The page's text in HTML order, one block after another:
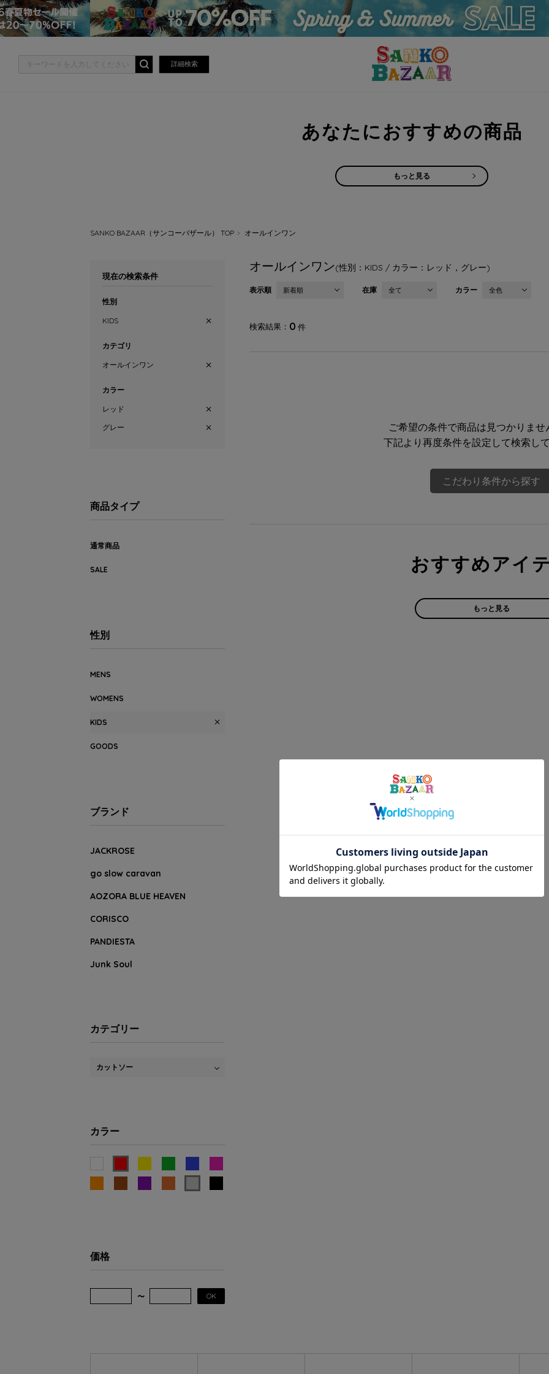
詳細検索
あなたにおすすめの商品
もっと見る
SANKO BAZAAR（サンコーバザール） TOP オールインワン
オールインワン(性別：KIDS / カラー：レッド，グレー)
表示順 新着順 在庫 全て カラー 全色
検索結果 0 件
ご希望の条件で商品は見つかりませ
下記より再度条件を設定して検索し
こだわり条件から探す
おすすめアイ
もっと見る
現在の検索条件
性別
KIDS
カテゴリ
オールインワン
カラー
レッド
グレー
商品タイプ
通常商品
SALE
性別
MENS
WOMENS
KIDS
GOODS
ブランド
JACKROSE
go slow caravan
AOZORA BLUE HEAVEN
CORISCO
PANDIESTA
Junk Soul
カテゴリー
カットソー
カラー
価格
OK